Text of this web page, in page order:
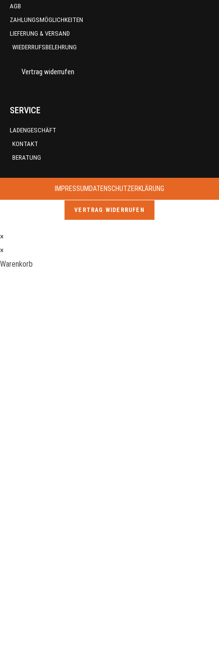
AGB
ZAHLUNGSMÖGLICHKEITEN
LIEFERUNG & VERSAND
WIEDERRUFSBELEHRUNG
Vertrag widerrufen
SERVICE
LADENGESCHÄFT
KONTAKT
BERATUNG
IMPRESSUM DATENSCHUTZERKLÄRUNG
VERTRAG WIDERRUFEN
×
×
Warenkorb